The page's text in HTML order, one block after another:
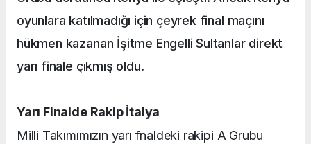
oyunlara katılmadığı için çeyrek final maçını
hükmen kazanan İşitme Engelli Sultanlar direkt
yarı finale çıkmış oldu.
Yarı Finalde Rakip İtalya
Milli Takımımızın yarı fnaldeki rakipi A Grubu